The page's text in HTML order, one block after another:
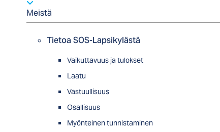
Meistä
Tietoa SOS-Lapsikylästä
Vaikuttavuus ja tulokset
Laatu
Vastuullisuus
Osallisuus
Myön­tei­nen tun­nis­ta­minen